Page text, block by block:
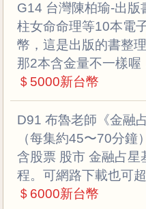
G14 台灣陳柏瑜-出版
柱女命命理等10本電
幣，這是出版的書整
那2本含金量不一樣喔
＄5000新台幣
D91 布魯老師《金融
（每集約45〜70分鐘
含股票 股市 金融占星
程。可網路下載也可
＄6000新台幣